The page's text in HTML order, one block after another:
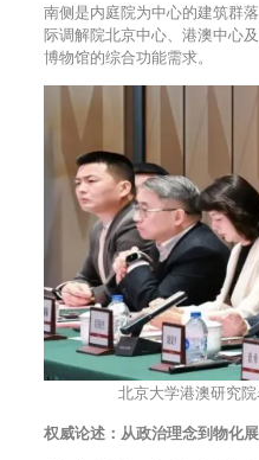
南侧是内庭院为中心的建筑群
际调解院北京中心、港澳中心
博物馆的综合功能需求。
北京大学港澳研究院
权威论述：从政治理念到物化